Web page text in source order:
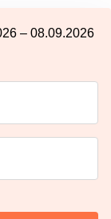
– 08.09.2026